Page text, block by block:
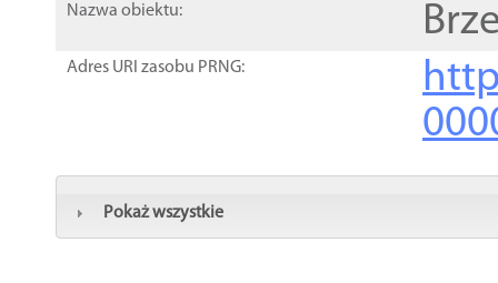
Nazwa obiektu:
Adres URI zasobu PRNG:
Pokaż wszystkie